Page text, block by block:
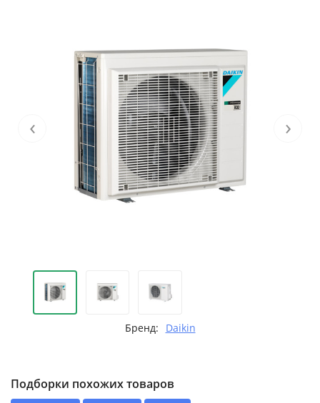
‹ ›
Бренд: Daikin
Подборки похожих товаров